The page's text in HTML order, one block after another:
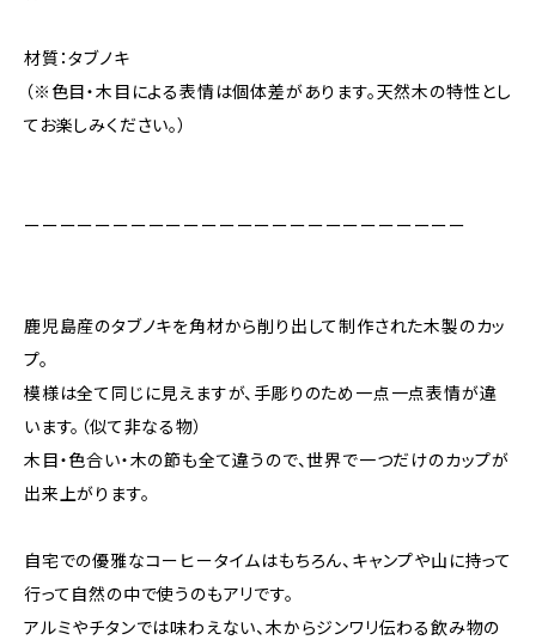
材質：タブノキ
（※色目・木目による表情は個体差があります。天然木の特性とし
てお楽しみください。）
ーーーーーーーーーーーーーーーーーーーーーーーーー
鹿児島産のタブノキを角材から削り出して制作された木製のカッ
プ。
模様は全て同じに見えますが、手彫りのため一点一点表情が違
います。（似て非なる物）
木目・色合い・木の節も全て違うので、世界で一つだけのカップが
出来上がります。
自宅での優雅なコーヒータイムはもちろん、キャンプや山に持って
行って自然の中で使うのもアリです。
アルミやチタンでは味わえない、木からジンワリ伝わる飲み物の